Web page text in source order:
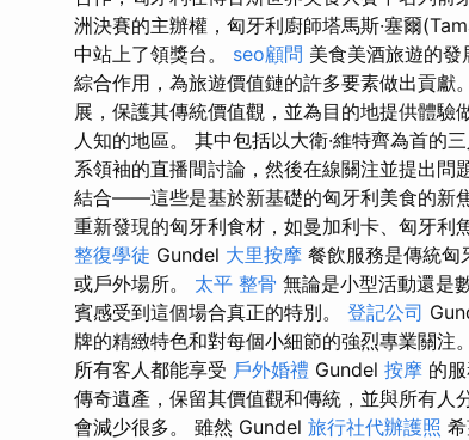
洲決賽的主辦權，匈牙利廚師塔馬斯·塞爾
中站上了領獎台。 seo顧問 美食美酒旅遊的
綜合作用，為旅遊價值鏈的許多要素做出貢獻
展，保護其傳統價值觀，並為目的地提供體驗
人知的地區。 其中包括以大衛·維特齊為首的
系領袖的直播間討論，然後在線關注並提出
結合——這些是基於新基礎的匈牙利美食的新
重新發現的匈牙利食材，如曼加利卡、匈牙利
整復學徒 Gundel 大里按摩 餐飲服務是傳統匈
或戶外場所。 太平 整骨 無論是小型活動還是
賓感受到這個場合真正的特別。 登記公司
牌的精緻特色和對每個小細節的強烈專業關注。
所有客人都能享受 戶外婚禮 Gundel 按摩 的
傳奇遺產，保留其價值觀和傳統，並與所有人
會減少很多。 雖然 Gundel 旅行社代辦護照